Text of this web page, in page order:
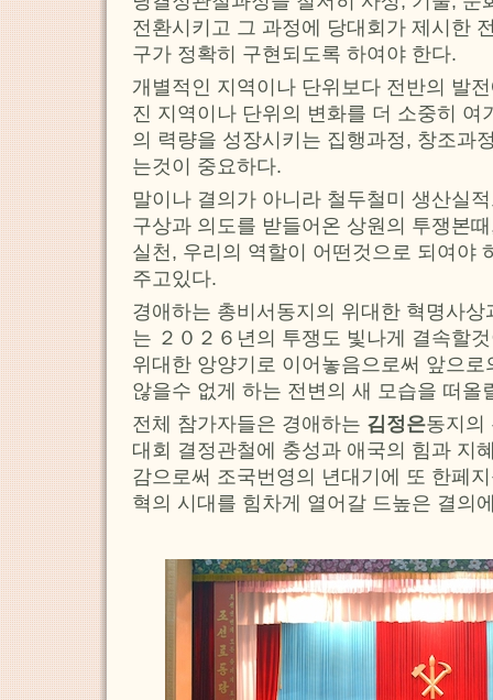
전환시키고 그 과정에 당대회가 제시한
구가 정확히 구현되도록 하여야 한다.
개별적인 지역이나 단위보다 전반의 발
진 지역이나 단위의 변화를 더 소중히 여
의 력량을 성장시키는 집행과정, 창조과
는것이 중요하다.
말이나 결의가 아니라 철두철미 생산실
구상과 의도를 받들어온 상원의 투쟁본
실천, 우리의 역할이 어떤것으로 되여야
주고있다.
경애하는 총비서동지의 위대한 혁명사
는 ２０２６년의 투쟁도 빛나게 결속할
위대한 앙양기로 이어놓음으로써 앞으
않을수 없게 하는 전변의 새 모습을 떠올
전체 참가자들은 경애하는 김정은동지의
대회 결정관철에 충성과 애국의 힘과 지
감으로써 조국번영의 년대기에 또 한페
혁의 시대를 힘차게 열어갈 드높은 결의